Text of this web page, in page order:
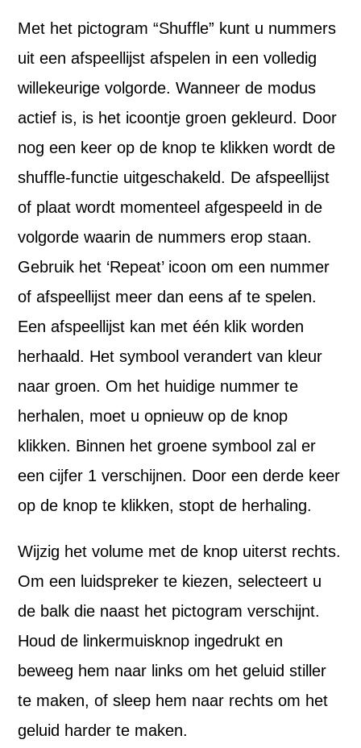
Met het pictogram “Shuffle” kunt u nummers
uit een afspeellijst afspelen in een volledig
willekeurige volgorde. Wanneer de modus
actief is, is het icoontje groen gekleurd. Door
nog een keer op de knop te klikken wordt de
shuffle-functie uitgeschakeld. De afspeellijst
of plaat wordt momenteel afgespeeld in de
volgorde waarin de nummers erop staan.
Gebruik het ‘Repeat’ icoon om een nummer
of afspeellijst meer dan eens af te spelen.
Een afspeellijst kan met één klik worden
herhaald. Het symbool verandert van kleur
naar groen. Om het huidige nummer te
herhalen, moet u opnieuw op de knop
klikken. Binnen het groene symbool zal er
een cijfer 1 verschijnen. Door een derde keer
op de knop te klikken, stopt de herhaling.
Wijzig het volume met de knop uiterst rechts.
Om een luidspreker te kiezen, selecteert u
de balk die naast het pictogram verschijnt.
Houd de linkermuisknop ingedrukt en
beweeg hem naar links om het geluid stiller
te maken, of sleep hem naar rechts om het
geluid harder te maken.